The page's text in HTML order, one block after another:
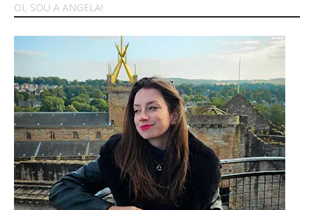
OI, SOU A ANGELA!